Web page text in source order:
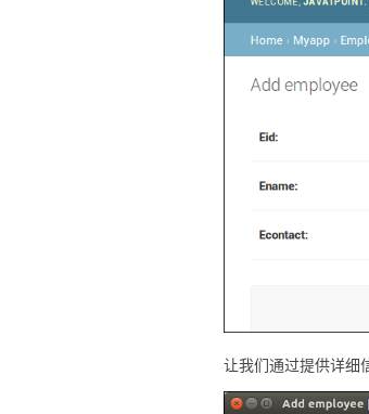
让我们通过提供详细